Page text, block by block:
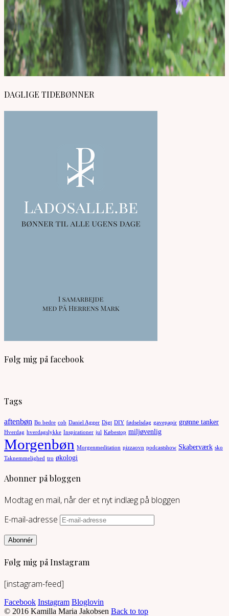
DAGLIGE TIDEBØNNER
Følg mig på facebook
Tags
aftenbøn Bo bedre cob Daniel Agger Digt DIY fødselsdag gavepapir grønne tanker
Hverdag hverdagslykke Inspirationer jul Købestop miljøvenlig
Morgenbøn Morgenmeditation pizzaovn podcastshow Skaberværk sko
Taknemmelighed tro økologi
Abonner på bloggen
Modtag en mail, når der et nyt indlæg på bloggen
E-mail-adresse
Abonnér
Følg mig på Instagram
[instagram-feed]
Facebook Instagram Bloglovin
© 2016 Kamilla Maria Jakobsen Back to top